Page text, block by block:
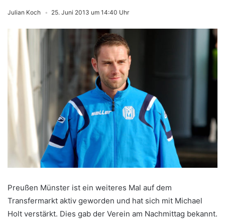
Julian Koch 25. Juni 2013 um 14:40 Uhr
Preußen Münster ist ein weiteres Mal auf dem
Transfermarkt aktiv geworden und hat sich mit Michael
Holt verstärkt. Dies gab der Verein am Nachmittag bekannt.